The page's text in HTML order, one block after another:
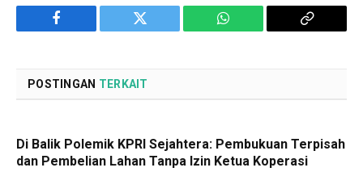
Facebook Twitter WhatsApp
Copy
POSTINGAN TERKAIT
Di Balik Polemik KPRI Sejahtera: Pembukuan Terpisah
dan Pembelian Lahan Tanpa Izin Ketua Koperasi